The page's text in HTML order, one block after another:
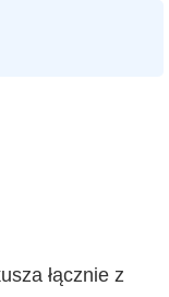
łącznie z